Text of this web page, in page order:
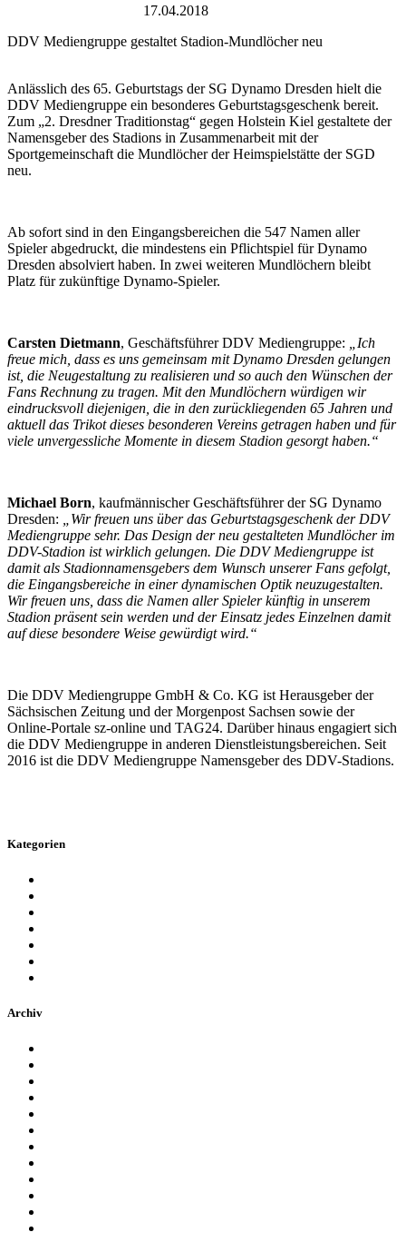
17.04.2018
DDV Mediengruppe gestaltet Stadion-Mundlöcher neu
Anlässlich des 65. Geburtstags der SG Dynamo Dresden hielt die
DDV Mediengruppe ein besonderes Geburtstagsgeschenk bereit.
Zum „2. Dresdner Traditionstag“ gegen Holstein Kiel gestaltete der
Namensgeber des Stadions in Zusammenarbeit mit der
Sportgemeinschaft die Mundlöcher der Heimspielstätte der SGD
neu.
Ab sofort sind in den Eingangsbereichen die 547 Namen aller
Spieler abgedruckt, die mindestens ein Pflichtspiel für Dynamo
Dresden absolviert haben. In zwei weiteren Mundlöchern bleibt
Platz für zukünftige Dynamo-Spieler.
Carsten Dietmann, Geschäftsführer DDV Mediengruppe: „Ich
freue mich, dass es uns gemeinsam mit Dynamo Dresden gelungen
ist, die Neugestaltung zu realisieren und so auch den Wünschen der
Fans Rechnung zu tragen. Mit den Mundlöchern würdigen wir
eindrucksvoll diejenigen, die in den zurückliegenden 65 Jahren und
aktuell das Trikot dieses besonderen Vereins getragen haben und für
viele unvergessliche Momente in diesem Stadion gesorgt haben.“
Michael Born, kaufmännischer Geschäftsführer der SG Dynamo
Dresden: „Wir freuen uns über das Geburtstagsgeschenk der DDV
Mediengruppe sehr. Das Design der neu gestalteten Mundlöcher im
DDV-Stadion ist wirklich gelungen. Die DDV Mediengruppe ist
damit als Stadionnamensgebers dem Wunsch unserer Fans gefolgt,
die Eingangsbereiche in einer dynamischen Optik neuzugestalten.
Wir freuen uns, dass die Namen aller Spieler künftig in unserem
Stadion präsent sein werden und der Einsatz jedes Einzelnen damit
auf diese besondere Weise gewürdigt wird.“
Die DDV Mediengruppe GmbH & Co. KG ist Herausgeber der
Sächsischen Zeitung und der Morgenpost Sachsen sowie der
Online-Portale sz-online und TAG24. Darüber hinaus engagiert sich
die DDV Mediengruppe in anderen Dienstleistungsbereichen. Seit
2016 ist die DDV Mediengruppe Namensgeber des DDV-Stadions.
Kategorien
Archiv